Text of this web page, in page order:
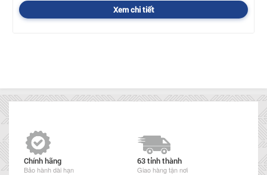
Xem chi tiết
Chính hãng
Bảo hành dài hạn
63 tỉnh thành
Giao hàng tận nơi